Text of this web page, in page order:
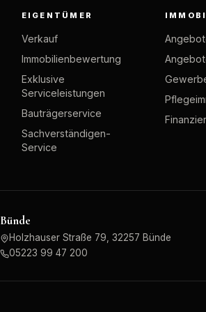
EIGENTÜMER
Verkauf
Immobilienbewertung
Exklusive
Serviceleistungen
Bauträgerservice
Sachverständigen-
Service
Bünde
Holzhauser Straße 79, 32257 Bünde
05223 99 47 200